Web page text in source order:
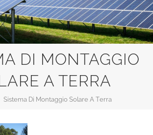
DI MONTAGGIO
A TERRA
Sistema Di Montaggio Solare A Terra